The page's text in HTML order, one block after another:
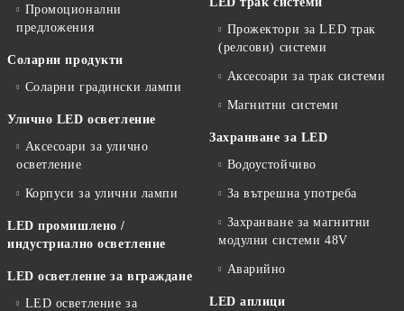
Промоционални
предложения
Соларни продукти
Соларни градински лампи
Улично LED осветление
Аксесоари за улично
осветление
Корпуси за улични лампи
LED промишлено /
индустриално осветление
LED осветление за вграждане
LED осветление за
Прожектори за LED трак
(релсови) системи
Аксесоари за трак системи
Магнитни системи
Захранване за LED
Водоустойчиво
За вътрешна употреба
Захранване за магнитни
модулни системи 48V
Аварийно
LED аплици